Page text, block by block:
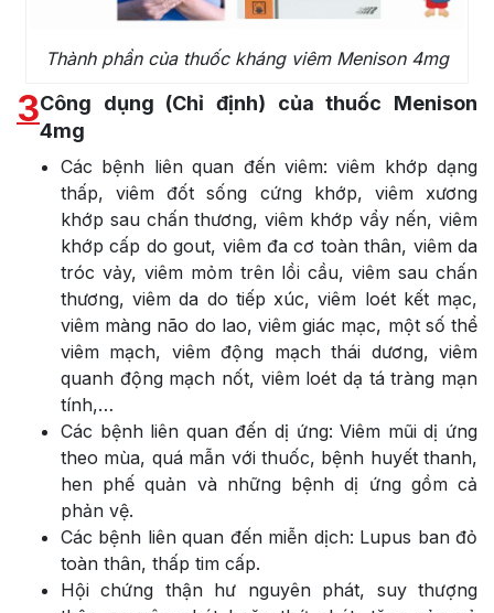
Thành phần của thuốc kháng viêm Menison 4mg
3Công dụng (Chỉ định) của thuốc Menison
4mg
Các bệnh liên quan đến viêm: viêm khớp dạng
thấp, viêm đốt sống cứng khớp, viêm xương
khớp sau chấn thương, viêm khớp vẩy nến, viêm
khớp cấp do gout, viêm đa cơ toàn thân, viêm da
tróc vảy, viêm mỏm trên lồi cầu, viêm sau chấn
thương, viêm da do tiếp xúc, viêm loét kết mạc,
viêm màng não do lao, viêm giác mạc, một số thể
viêm mạch, viêm động mạch thái dương, viêm
quanh động mạch nốt, viêm loét dạ tá tràng mạn
tính,…
Các bệnh liên quan đến dị ứng: Viêm mũi dị ứng
theo mùa, quá mẫn với thuốc, bệnh huyết thanh,
hen phế quản và những bệnh dị ứng gồm cả
phản vệ.
Các bệnh liên quan đến miễn dịch: Lupus ban đỏ
toàn thân, thấp tim cấp.
Hội chứng thận hư nguyên phát, suy thượng